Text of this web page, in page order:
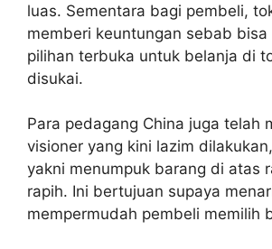
luas. Sementara bagi pembeli,
memberi keuntungan sebab bisa
pilihan terbuka untuk belanja di
disukai.
Para pedagang China juga telah
visioner yang kini lazim dilakukan,
yakni menumpuk barang di atas
rapih. Ini bertujuan supaya
mempermudah pembeli memilih